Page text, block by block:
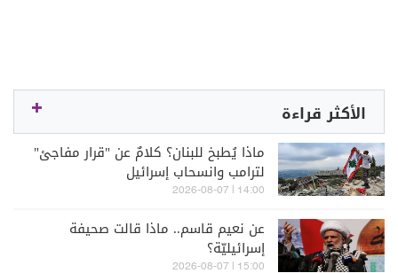
الأكثر قراءة
ماذا يُطبخ للبنان؟ كلامٌ عن "قرار مفاجئ"
لترامب وانسحاب إسرائيل
14:00 | 2026-08-07
عن نعيم قاسم.. ماذا قالت صحيفة
إسرائيليّة؟
15:00 | 2026-08-07